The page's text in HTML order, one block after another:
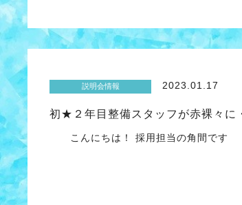
説明会情報 2023.01.17
初★２年目整備スタッフが赤裸々に
こんにちは！ 採用担当の角間です